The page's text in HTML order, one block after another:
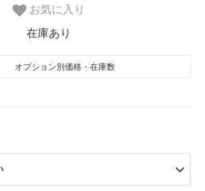
お気に入り
在庫あり
オプション別価格・在庫数